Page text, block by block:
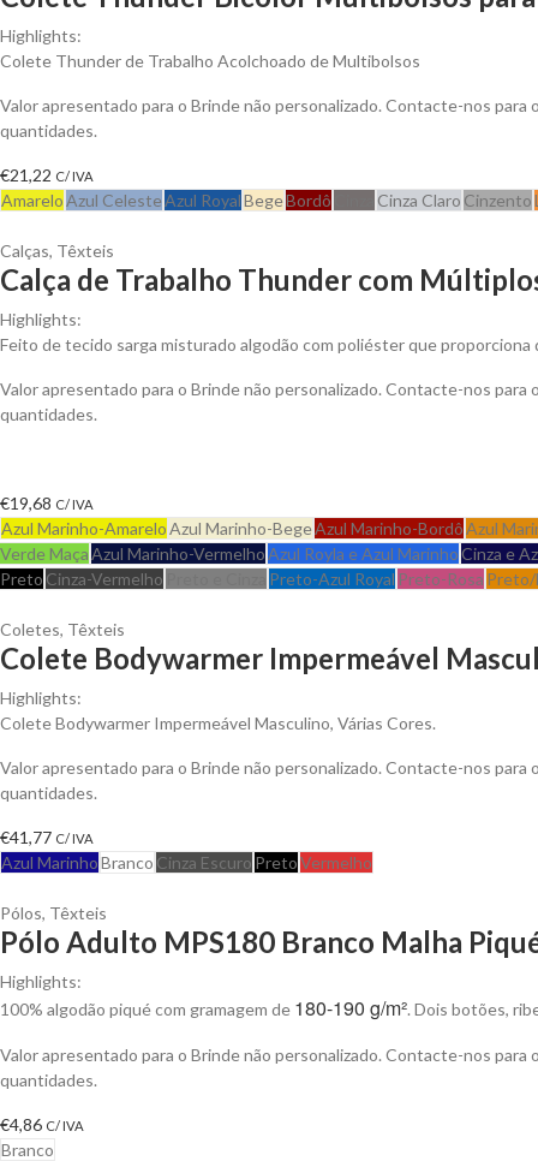
Highlights:
Colete Thunder de Trabalho Acolchoado de Multibolsos
Valor apresentado para o Brinde não personalizado. Contacte-nos
quantidades.
€21,22 C/ IVA
AmareloAzul CelesteAzul RoyalBegeBordô Cinza Claro Cinzento
Calças, Têxteis
Calça de Trabalho Thunder com
Highlights:
Feito de tecido sarga misturado algodão com poliéster que proporciona
Valor apresentado para o Brinde não personalizado. Contacte-nos
quantidades.
€19,68 C/ IVA
Azul Marinho-AmareloAzul Marinho-BegeAzul Marinho-BordôAzul
Verde MaçaAzul Marinho-VermelhoAzul Royla e Azul Marinho Cinza e
Preto Cinza-Vermelho Preto-Azul Royal Preto-Rosa Preto/
Coletes, Têxteis
Colete Bodywarmer Impermeável
Highlights:
Colete Bodywarmer Impermeável Masculino, Várias Cores.
Valor apresentado para o Brinde não personalizado. Contacte-nos
quantidades.
€41,77 C/ IVA
Azul MarinhoBranco Cinza Escuro PretoVermelho
Pólos, Têxteis
Pólo Adulto MPS180 Branco Malha
Highlights:
100% algodão piqué com gramagem de 180-190 g/m². Dois botões,
Valor apresentado para o Brinde não personalizado. Contacte-nos
quantidades.
€4,86 C/ IVA
Branco